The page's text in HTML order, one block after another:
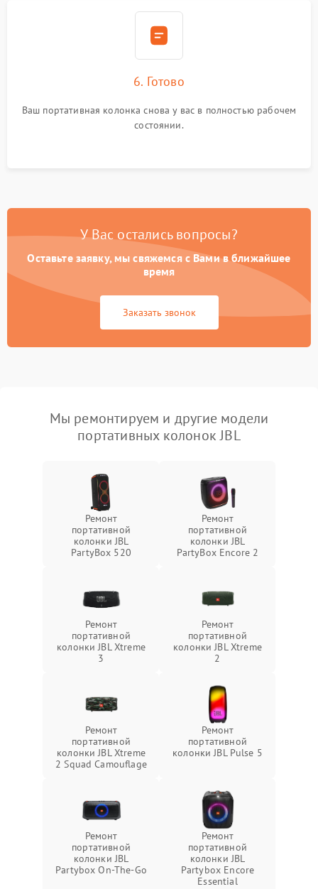
6. Готово
Ваш портативная колонка снова у вас в полностью рабочем
состоянии.
У Вас остались вопросы?
Оставьте заявку, мы свяжемся с Вами в ближайшее
время
Заказать звонок
Мы ремонтируем и другие модели
портативных колонок JBL
Ремонт
портативной
колонки JBL
PartyBox 520
Ремонт
портативной
колонки JBL
PartyBox Encore 2
Ремонт
портативной
колонки JBL Xtreme
3
Ремонт
портативной
колонки JBL Xtreme
2
Ремонт
портативной
колонки JBL Xtreme
2 Squad Camouflage
Ремонт
портативной
колонки JBL Pulse 5
Ремонт
портативной
колонки JBL
Partybox On-The-Go
Ремонт
портативной
колонки JBL
Partybox Encore
Essential